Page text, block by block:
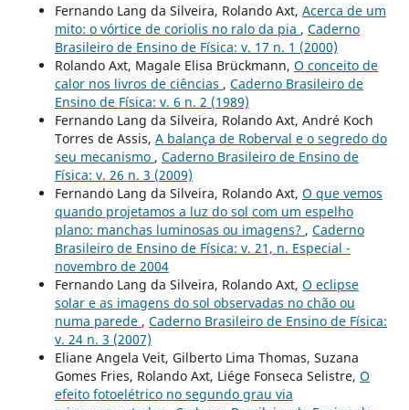
Fernando Lang da Silveira, Rolando Axt, Acerca de um
mito: o vórtice de coriolis no ralo da pia , Caderno
Brasileiro de Ensino de Física: v. 17 n. 1 (2000)
Rolando Axt, Magale Elisa Brückmann, O conceito de
calor nos livros de ciências , Caderno Brasileiro de
Ensino de Física: v. 6 n. 2 (1989)
Fernando Lang da Silveira, Rolando Axt, André Koch
Torres de Assis, A balança de Roberval e o segredo do
seu mecanismo , Caderno Brasileiro de Ensino de
Física: v. 26 n. 3 (2009)
Fernando Lang da Silveira, Rolando Axt, O que vemos
quando projetamos a luz do sol com um espelho
plano: manchas luminosas ou imagens? , Caderno
Brasileiro de Ensino de Física: v. 21, n. Especial -
novembro de 2004
Fernando Lang da Silveira, Rolando Axt, O eclipse
solar e as imagens do sol observadas no chão ou
numa parede , Caderno Brasileiro de Ensino de Física:
v. 24 n. 3 (2007)
Eliane Angela Veit, Gilberto Lima Thomas, Suzana
Gomes Fries, Rolando Axt, Liége Fonseca Selistre, O
efeito fotoelétrico no segundo grau via